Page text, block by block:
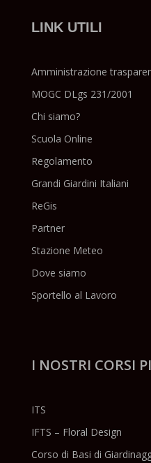
LINK UTILI
Amministrazione
MOGC DLgs 231/2001
Chi siamo?
Scuola Online
Regolamento
Grandi Giardini Italiani
ReGis
Partner
Stazione Meteo
Dove siamo
Sportello al Lavoro
I NOSTRI CORSI
ITS
IFTS – Floral Design
Corso di Basi di